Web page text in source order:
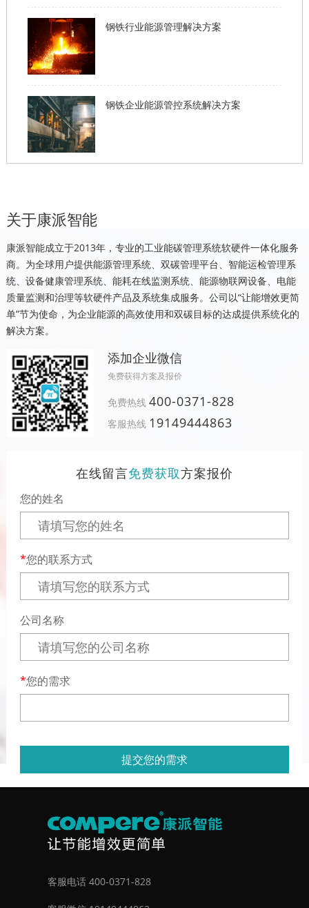
钢铁行业能源管理解决方案
钢铁企业能源管控系统解决方案
关于康派智能
康派智能成立于2013年，专业的工业能碳管理系统软硬件一体化服务
商。为全球用户提供能源管理系统、双碳管理平台、智能运检管理系
统、设备健康管理系统、能耗在线监测系统、能源物联网设备、电能
质量监测和治理等软硬件产品及系统集成服务。公司以“让能增效更简
单”节为使命，为企业能源的高效使用和双碳目标的达成提供系统化的
解决方案。
添加企业微信
免费获得方案及报价
免费热线 400-0371-828
客服热线 19149444863
在线留言免费获取方案报价
您的姓名
您的联系方式
公司名称
您的需求
提交您的需求
客服电话 400-0371-828